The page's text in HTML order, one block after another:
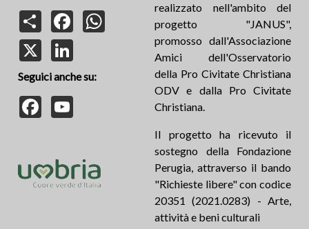
Share
FacebookWhatsApp
Seguici anche su:
Facebook
realizzato nell'ambito del
progetto "JANUS",
promosso dall'Associazione
Amici dell'Osservatorio
della Pro Civitate Christiana
ODV e dalla Pro Civitate
Christiana.
Il progetto ha ricevuto il
sostegno della Fondazione
Perugia, attraverso il bando
"Richieste libere" con codice
20351 (2021.0283) - Arte,
attività e beni culturali